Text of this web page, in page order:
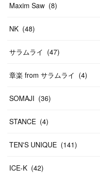
Maxim Saw (8)
NK (48)
サラムライ (47)
章楽 from サラムライ (4)
SOMAJI (36)
STANCE (4)
TEN'S UNIQUE (141)
ICE-K (42)